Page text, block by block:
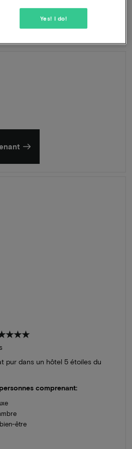
Découvrir
pur dans un hôtel 5 étoiles du
comprenant:
être
Yes! I do!